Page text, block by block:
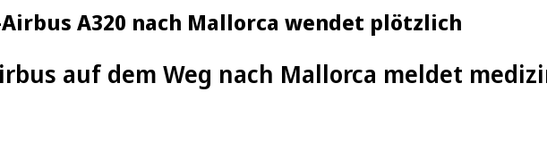
A320 nach Mallorca wendet plötzlich
auf dem Weg nach Mallorca meldet